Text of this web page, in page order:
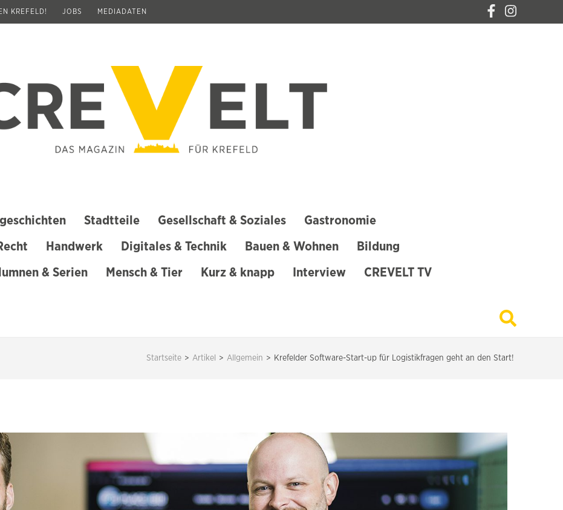
KREFELD! JOBS MEDIADATEN
Stadtteile Gesellschaft & Soziales Gastronomie
Handwerk Digitales & Technik Bauen & Wohnen Bildung
& Serien Mensch & Tier Kurz & knapp Interview CREVELT TV
Startseite > Artikel > Allgemein > Krefelder Software-Start-up für Logistikfragen geht an den Start!